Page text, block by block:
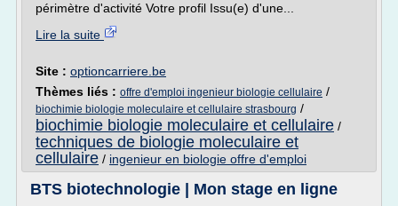
périmètre d'activité Votre profil Issu(e) d'une...
Lire la suite
Site : optioncarriere.be
Thèmes liés : offre d'emploi ingenieur biologie cellulaire /
biochimie biologie moleculaire et cellulaire strasbourg /
biochimie biologie moleculaire et cellulaire /
techniques de biologie moleculaire et
cellulaire / ingenieur en biologie offre d'emploi
BTS biotechnologie | Mon stage en ligne